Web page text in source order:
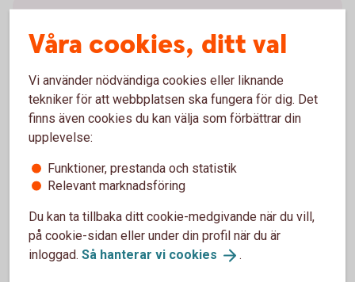
Inte företagskund hos oss
ännu?
För att ansöka om företagslån behöver du vara kund
hos oss. Läs mer om hur du blir kund och
välkommen med din ansökan.
Blikund
Frågor?
Våra cookies, ditt val
Vi använder nödvändiga cookies eller liknande
tekniker för att webbplatsen ska fungera för dig. Det
finns även cookies du kan välja som förbättrar din
upplevelse:
Funktioner, prestanda och statistik
Relevant marknadsföring
Du kan ta tillbaka ditt cookie-medgivande när du vill,
på cookie-sidan eller under din profil när du är
inloggad. Så hanterar vi cookies .